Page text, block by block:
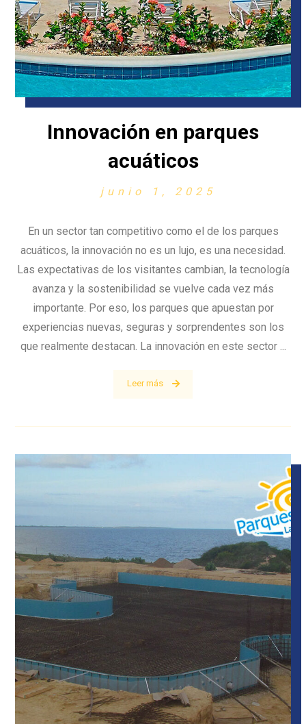
Innovación en parques
acuáticos
junio 1, 2025
En un sector tan competitivo como el de los parques
acuáticos, la innovación no es un lujo, es una necesidad.
Las expectativas de los visitantes cambian, la tecnología
avanza y la sostenibilidad se vuelve cada vez más
importante. Por eso, los parques que apuestan por
experiencias nuevas, seguras y sorprendentes son los
que realmente destacan. La innovación en este sector ...
Leer más